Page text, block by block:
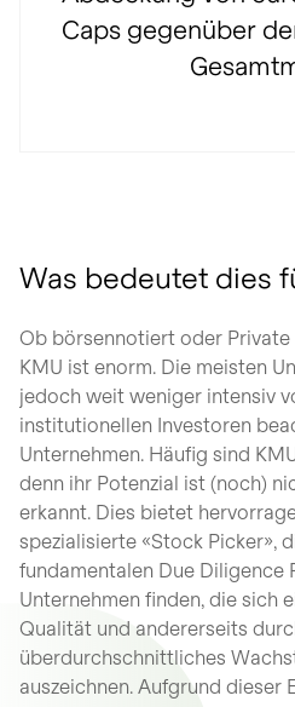
Caps gegenüber
Was bedeutet dies
Ob börsennotiert oder Private
KMU ist enorm. Die meisten
jedoch weit weniger intensiv
institutionellen Investoren
Unternehmen. Häufig sind
denn ihr Potenzial ist (noch)
erkannt. Dies bietet
spezialisierte «Stock Picker»,
fundamentalen Due Diligence
Unternehmen finden, die sich
Qualität und andererseits
überdurchschnittliches
auszeichnen. Aufgrund dieser